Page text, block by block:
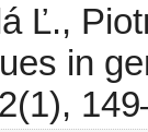
Ľ.,
in